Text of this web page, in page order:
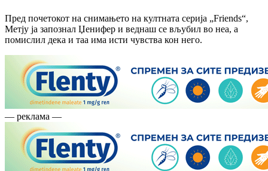
Пред почетокот на снимањето на култната серија „Friends“,
Метју ја запознал Џенифер и веднаш се вљубил во неа, а
помислил дека и таа има исти чувства кон него.
— реклама —